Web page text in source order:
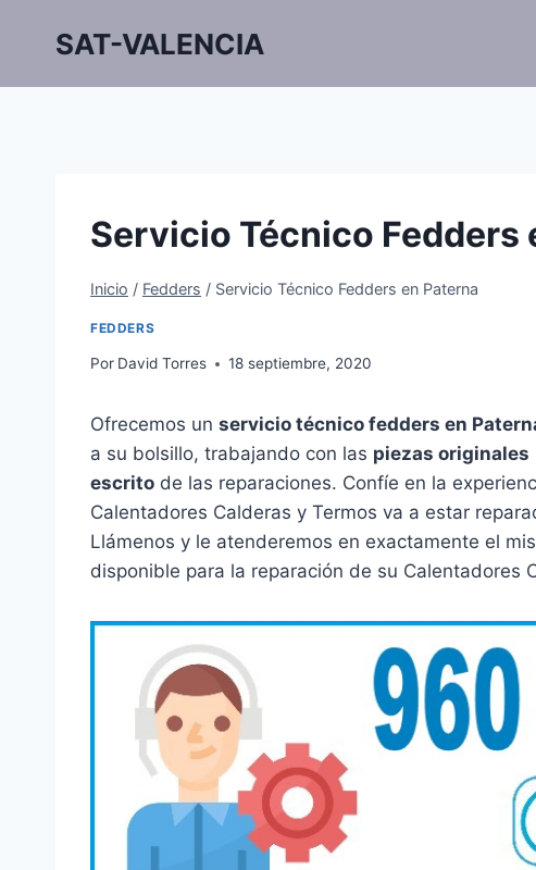
SAT-VALENCIA
Servicio Técnico Fedders
Inicio / Fedders / Servicio Técnico Fedders en Paterna
FEDDERS
Por David Torres 18 septiembre, 2020
Ofrecemos un servicio técnico fedders en
a su bolsillo, trabajando con las piezas originales
escrito de las reparaciones. Confíe en la
Calentadores Calderas y Termos va a estar
Llámenos y le atenderemos en exactamente el
disponible para la reparación de su Calentadores